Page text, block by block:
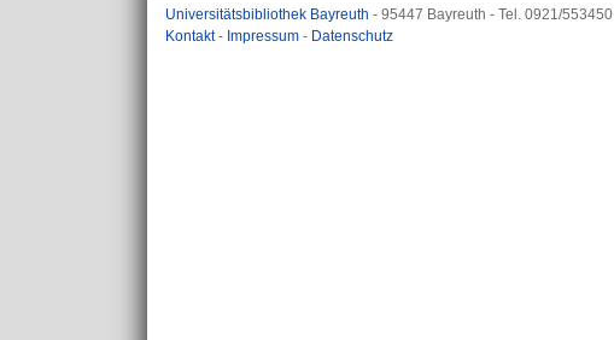
Universitätsbibliothek Bayreuth - 95447 Bayreuth - Tel. 0921/553450
Kontakt- Impressum - Datenschutz